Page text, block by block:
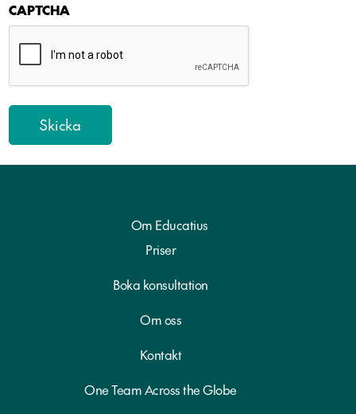
CAPTCHA
Om Educatius
Priser
Boka konsultation
Om oss
Kontakt
One Team Across the Globe